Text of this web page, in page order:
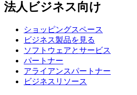
法人ビジネス向け
ショッピングスペース
ビジネス製品を見る
ソフトウェアとサービス
パートナー
アライアンスパートナー
ビジネスリソース